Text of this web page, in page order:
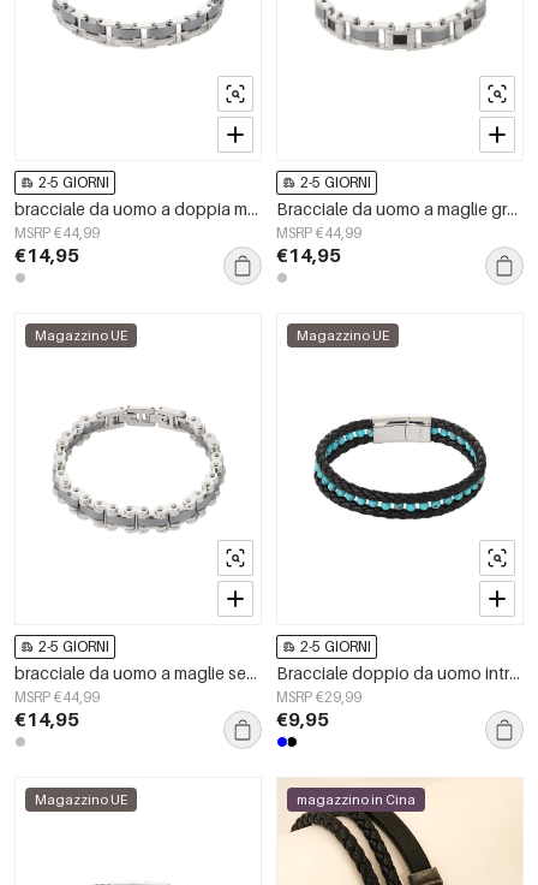
2-5 GIORNI
bracciale da uomo a doppia maglia
MSRP €44,99
€14,95
2-5 GIORNI
Bracciale da uomo a maglie grosse di classe color argento
MSRP €44,99
€14,95
Magazzino UE
2-5 GIORNI
bracciale da uomo a maglie semplici
MSRP €44,99
€14,95
Magazzino UE
2-5 GIORNI
Bracciale doppio da uomo intrecciato con perline al centro
MSRP €29,99
€9,95
Magazzino UE magazzino in Cina